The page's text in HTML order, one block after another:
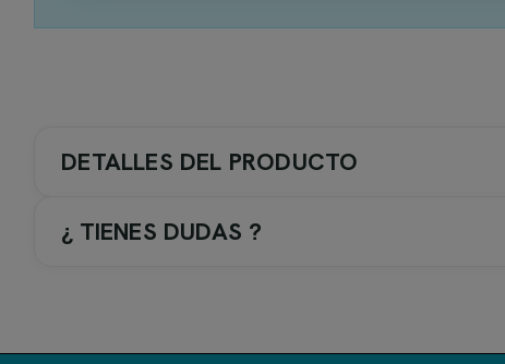
DETALLES DEL PRODUCTO
¿ TIENES DUDAS ?